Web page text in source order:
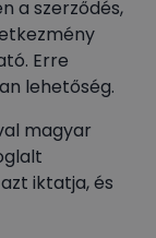
a szerződés,
Erre
lehetőség.
magyar
iktatja, és